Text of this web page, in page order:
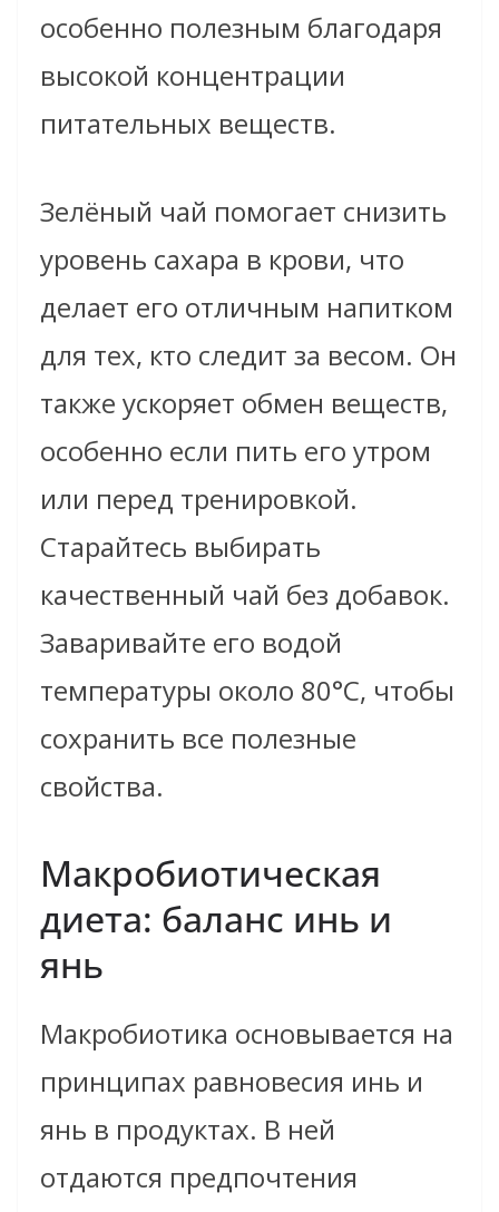
особенно полезным благодаря
высокой концентрации
питательных веществ.
Зелёный чай помогает снизить
уровень сахара в крови, что
делает его отличным напитком
для тех, кто следит за весом. Он
также ускоряет обмен веществ,
особенно если пить его утром
или перед тренировкой.
Старайтесь выбирать
качественный чай без добавок.
Заваривайте его водой
температуры около 80°C, чтобы
сохранить все полезные
свойства.
Макробиотическая
диета: баланс инь и
янь
Макробиотика основывается на
принципах равновесия инь и
янь в продуктах. В ней
отдаются предпочтения